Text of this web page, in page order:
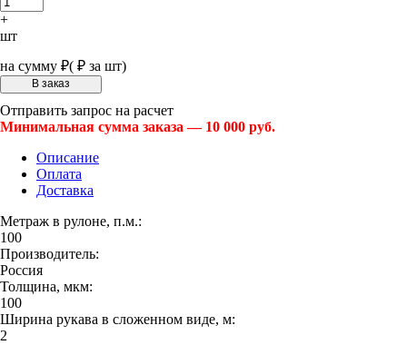
+
шт
на сумму ₽( ₽ за шт)
Отправить запрос на расчет
Минимальная сумма заказа — 10 000 руб.
Описание
Оплата
Доставка
Метраж в рулоне, п.м.:
100
Производитель:
Россия
Толщина, мкм:
100
Ширина рукава в сложенном виде, м:
2